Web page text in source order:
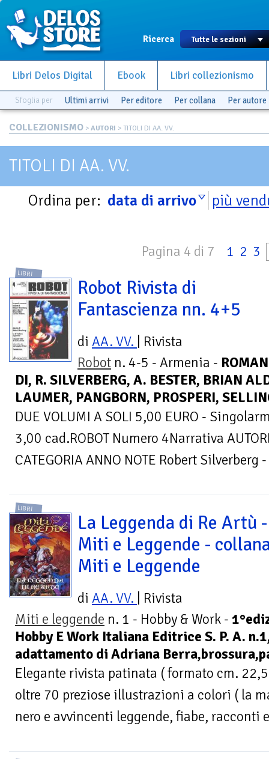
Ricerca
Libri Delos Digital Ebook Libri collezionismo
Sfoglia per Ultimi arrivi Per editore Per collana Per autore
COLLEZIONISMO > AUTORI > TITOLI DI AA. VV.
TITOLI DI AA. VV.
Ordina per: data di arrivo più
Pagina 4 di 7 1 2 3
LIBRI
Robot Rivista di
Fantascienza nn. 4+5
di AA. VV.
| Rivista
Robot n. 4-5 - Armenia -
DI, R. SILVERBERG, A. BESTER, BRIAN
LAUMER, PANGBORN, PROSPERI,
DUE VOLUMI A SOLI 5,00 EURO -
3,00 cad.ROBOT Numero 4Narrativa
CATEGORIA ANNO NOTE Robert Silverberg
LIBRI
La Leggenda di Re Artù -
Miti e Leggende -
Miti e Leggende
di AA. VV.
| Rivista
Miti e leggende n. 1 - Hobby & Work -
Hobby E Work Italiana Editrice S. P. A.
adattamento di Adriana
Elegante rivista patinata ( formato cm.
oltre 70 preziose illustrazioni a colori ( la
nero e avvincenti leggende, fiabe, racconti